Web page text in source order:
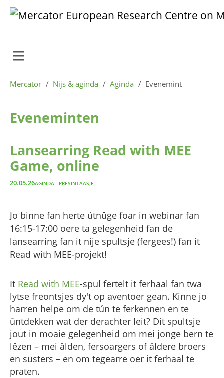
Skip to main content
Skip to page footer
Mercator Nijs & aginda Aginda Evenemint
Eveneminten
Lansearring Read with MEE
Game, online
20.05.26AGINDA PRESINTAASJE
Jo binne fan herte útnûge foar in webinar fan
16:15-17:00 oere ta gelegenheid fan de
lansearring fan it nije spultsje (fergees!) fan it
Read with MEE-projekt!
It Read with MEE-spul fertelt it ferhaal fan twa
lytse freontsjes dy't op aventoer gean. Kinne jo
harren helpe om de tún te ferkennen en te
ûntdekken wat der derachter leit? Dit spultsje
jout in moaie gelegenheid om mei jonge bern te
lêzen – mei âlden, fersoargers of âldere broers
en susters – en om tegearre oer it ferhaal te
praten.